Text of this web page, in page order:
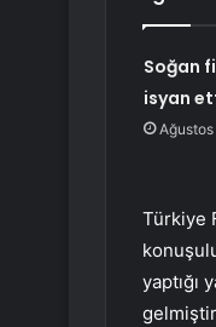
Soğan
isyan
Türkiye
yaptığı